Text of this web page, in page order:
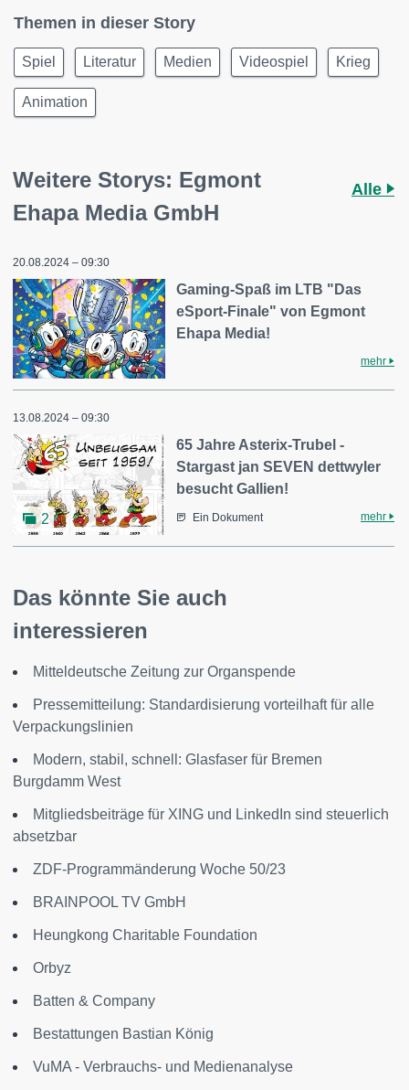
Themen in dieser Story
Spiel Literatur Medien Videospiel Krieg
Animation
Weitere Storys: Egmont
Ehapa Media GmbH
Alle
20.08.2024 – 09:30
Gaming-Spaß im LTB "Das
eSport-Finale" von Egmont
Ehapa Media!
mehr
13.08.2024 – 09:30
2
65 Jahre Asterix-Trubel -
Stargast jan SEVEN dettwyler
besucht Gallien!
Ein Dokument mehr
Das könnte Sie auch
interessieren
Mitteldeutsche Zeitung zur Organspende
Pressemitteilung: Standardisierung vorteilhaft für alle
Verpackungslinien
Modern, stabil, schnell: Glasfaser für Bremen
Burgdamm West
Mitgliedsbeiträge für XING und LinkedIn sind steuerlich
absetzbar
ZDF-Programmänderung Woche 50/23
BRAINPOOL TV GmbH
Heungkong Charitable Foundation
Orbyz
Batten & Company
Bestattungen Bastian König
VuMA - Verbrauchs- und Medienanalyse